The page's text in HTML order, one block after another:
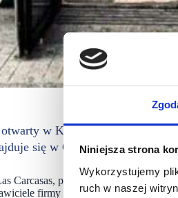
Niniejsza strona
Wykorzystujemy
ruch w naszej
otwarty w Katowicach kolejny
się w Galerii Katowickiej
Carcasas, posiada ponad 650
firmy wejście na rynek polski